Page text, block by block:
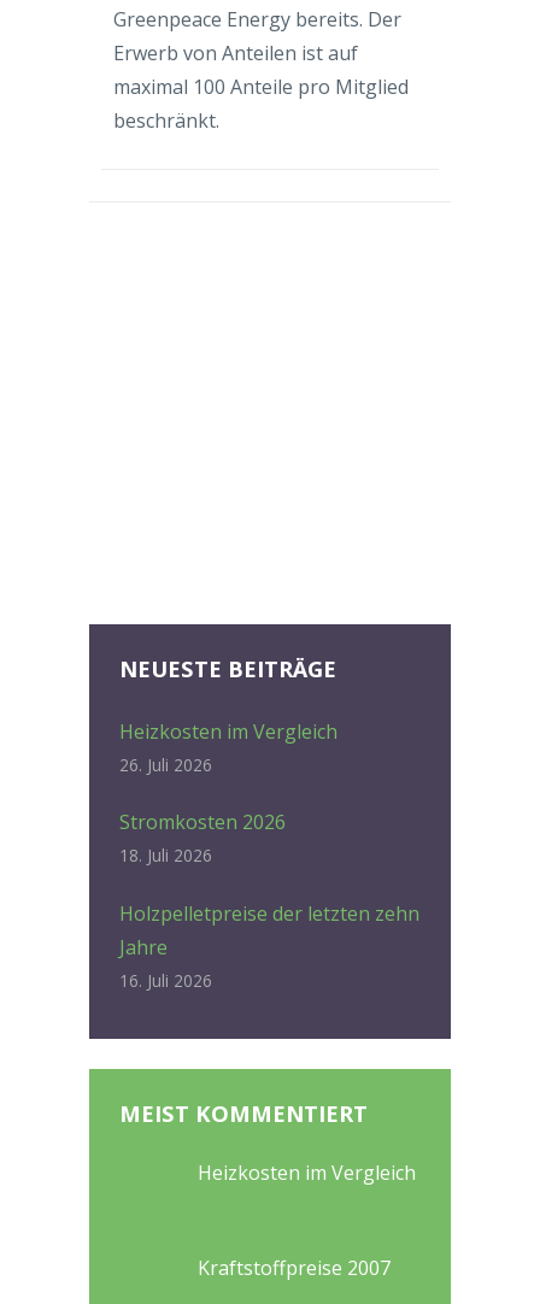
Greenpeace Energy bereits. Der
Erwerb von Anteilen ist auf
maximal 100 Anteile pro Mitglied
beschränkt.
NEUESTE BEITRÄGE
Heizkosten im Vergleich
26. Juli 2026
Stromkosten 2026
18. Juli 2026
Holzpelletpreise der letzten zehn
Jahre
16. Juli 2026
MEIST KOMMENTIERT
Heizkosten im Vergleich
Kraftstoffpreise 2007